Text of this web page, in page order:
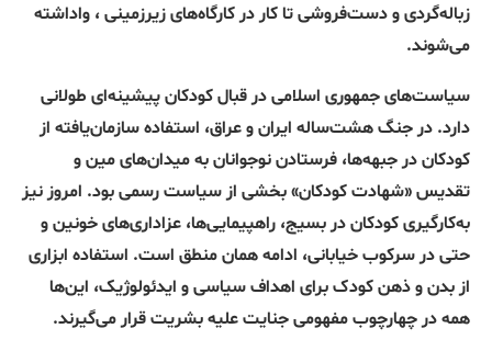
زباله‌گردی و دست‌فروشی تا کار در کارگاه‌های زیرزمینی ، واداشته
می‌شوند.
سیاست‌های جمهوری اسلامی در قبال کودکان پیشینه‌ای طولانی
دارد. در جنگ هشت‌ساله ایران و عراق، استفاده سازمان‌یافته از
کودکان در جبهه‌ها، فرستادن نوجوانان به میدان‌های مین و
تقدیس «شهادت کودکان» بخشی از سیاست رسمی بود. امروز نیز
به‌کارگیری کودکان در بسیج، راهپیمایی‌ها، عزاداری‌های خونین و
حتی در سرکوب خیابانی، ادامه همان منطق است. استفاده ابزاری
از بدن و ذهن کودک برای اهداف سیاسی و ایدئولوژیک، این‌ها
همه در چهارچوب مفهومی جنایت علیه بشریت قرار می‌گیرند.